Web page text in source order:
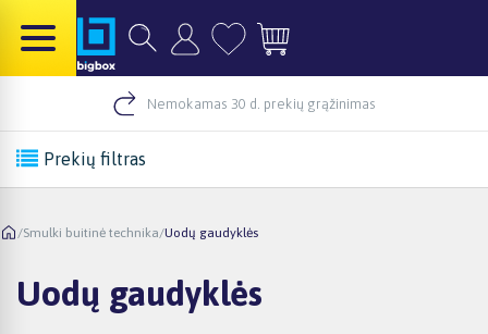
Nemokamas 30 d. prekių grąžinimas
Prekių filtras
/Smulki buitinė technika/Uodų gaudyklės
Uodų gaudyklės